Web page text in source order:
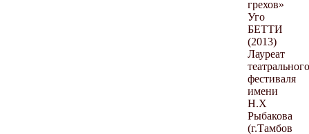
грехов»
Уго
БЕТТИ
(2013)
Лауреат
театрального
фестиваля
имени
Н.Х
Рыбакова
(г.Тамбов